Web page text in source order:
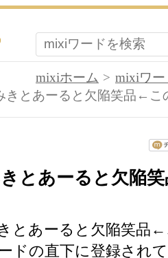
mixiホーム
mixiワ
きとあーると欠陥笑品←こ
とあーると欠陥
とあーると欠陥笑品
ドの直下に登録されて